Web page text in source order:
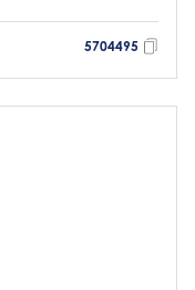
5704495